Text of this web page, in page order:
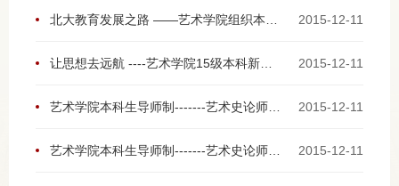
2015-12-11
北大教育发展之路 ——艺术学院组织本科生聆听林建华校长“通识教育首场讲座”
2015-12-11
让思想去远航 ----艺术学院15级本科新生教学座谈会
2015-12-11
艺术学院本科生导师制-------艺术史论师生教学研讨会
2015-12-11
艺术学院本科生导师制-------艺术史论师生教学研讨会